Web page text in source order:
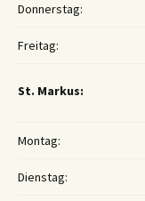
Donnerstag:
Freitag:
St. Markus:
Montag:
Dienstag: